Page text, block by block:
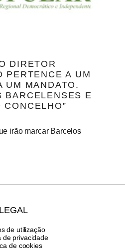
DIRETOR
PERTENCE A UM
UM MANDATO.
BARCELENSES E
irão marcar Barcelos
LEGAL
de utilização
de privacidade
de cookies